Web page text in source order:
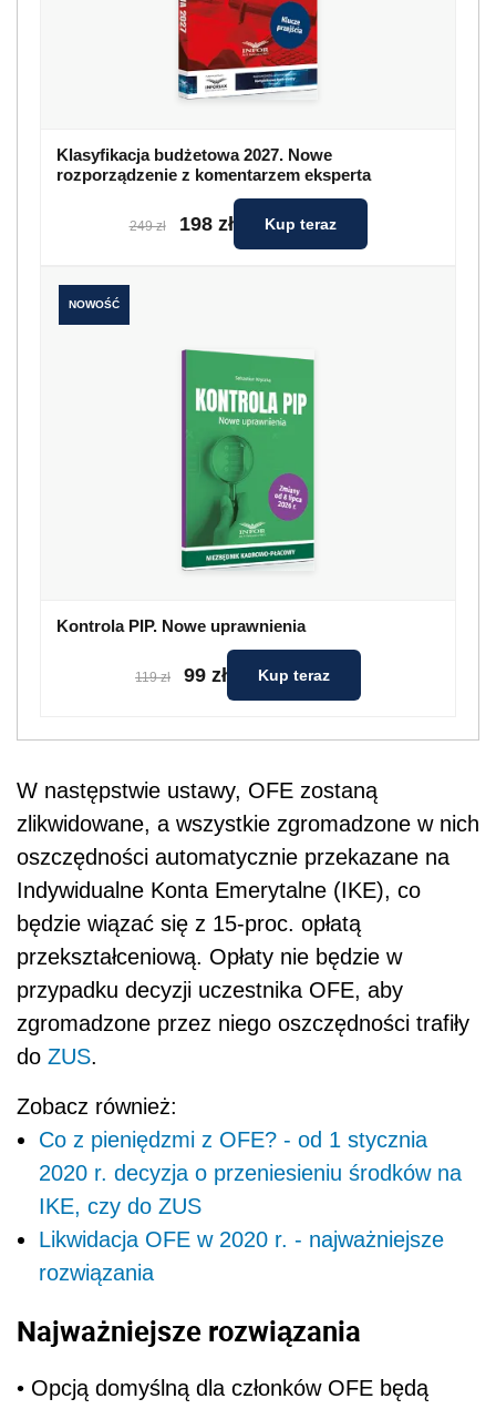
Klasyfikacja budżetowa 2027. Nowe
rozporządzenie z komentarzem eksperta
249 zł 198 zł Kup teraz
NOWOŚĆ
Kontrola PIP. Nowe uprawnienia
119 zł 99 zł Kup teraz
W następstwie ustawy, OFE zostaną
zlikwidowane, a wszystkie zgromadzone w nich
oszczędności automatycznie przekazane na
Indywidualne Konta Emerytalne (IKE), co
będzie wiązać się z 15-proc. opłatą
przekształceniową. Opłaty nie będzie w
przypadku decyzji uczestnika OFE, aby
zgromadzone przez niego oszczędności trafiły
do ZUS.
Zobacz również:
Co z pieniędzmi z OFE? - od 1 stycznia
2020 r. decyzja o przeniesieniu środków na
IKE, czy do ZUS
Likwidacja OFE w 2020 r. - najważniejsze
rozwiązania
Najważniejsze rozwiązania
• Opcją domyślną dla członków OFE będą